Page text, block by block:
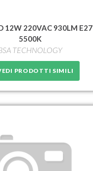
12W 220VAC 930LM E27
5500K
TECHNOLOGY
PRODOTTI SIMILI